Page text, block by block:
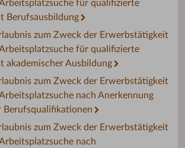
für qualifizierte
Berufsausbildung
zum Zweck der Erwerbstätigkeit
für qualifizierte
akademischer Ausbildung
zum Zweck der Erwerbstätigkeit
nach Anerkennung
Berufsqualifikationen
zum Zweck der Erwerbstätigkeit
nach